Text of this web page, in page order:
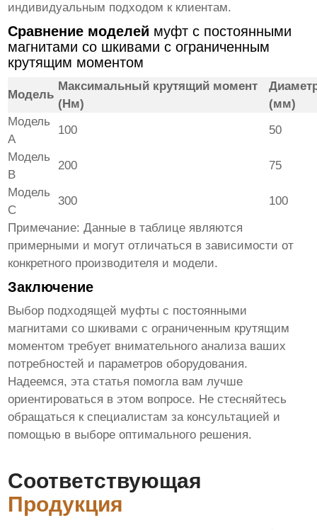
индивидуальным подходом к клиентам.
Сравнение моделей муфт с постоянными
магнитами со шкивами с ограниченным
крутящим моментом
Модель
Максимальный крутящий момент
(Нм)
(мм)
Модель
A
100
50
Модель
B
200
75
Модель
C
300
100
Примечание: Данные в таблице являются
примерными и могут отличаться в зависимости от
конкретного производителя и модели.
Заключение
Выбор подходящей муфты с постоянными
магнитами со шкивами с ограниченным крутящим
моментом требует внимательного анализа ваших
потребностей и параметров оборудования.
Надеемся, эта статья помогла вам лучше
ориентироваться в этом вопросе. Не стесняйтесь
обращаться к специалистам за консультацией и
помощью в выборе оптимального решения.
Соответствующая
Продукция